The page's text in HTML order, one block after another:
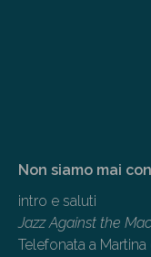
Non siamo mai
intro e saluti
Jazz Against the
Telefonata a